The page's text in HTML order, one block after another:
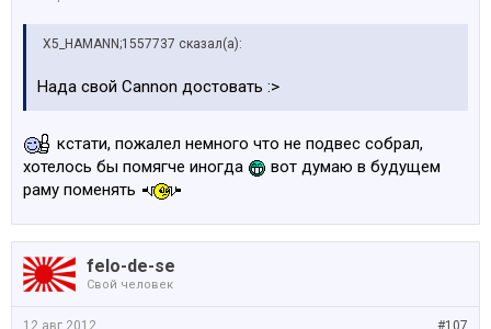
X5_HAMANN;1557737 сказал(а):
Нада свой Cannon достовать :>
кстати, пожалел немного что не подвес собрал,
хотелось бы помягче иногда
вот думаю в будущем
раму поменять
felo-de-se
Свой человек
#107
12 авг 2012